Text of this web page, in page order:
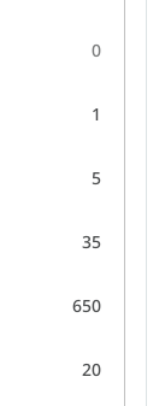
0
1
5
35
650
20